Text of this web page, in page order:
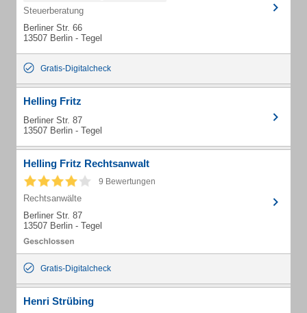
Steuerberatung
Berliner Str. 66
13507 Berlin - Tegel
Gratis-Digitalcheck
Helling Fritz
Berliner Str. 87
13507 Berlin - Tegel
Helling Fritz Rechtsanwalt
9 Bewertungen
Rechtsanwälte
Berliner Str. 87
13507 Berlin - Tegel
Gratis-Digitalcheck
Henri Strübing